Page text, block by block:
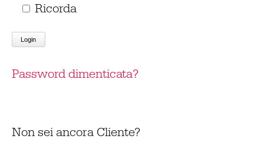
Ricorda
Login
Password dimenticata?
Non sei ancora Cliente?